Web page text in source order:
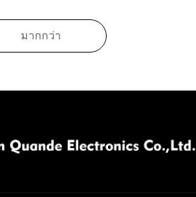
มากกว่า